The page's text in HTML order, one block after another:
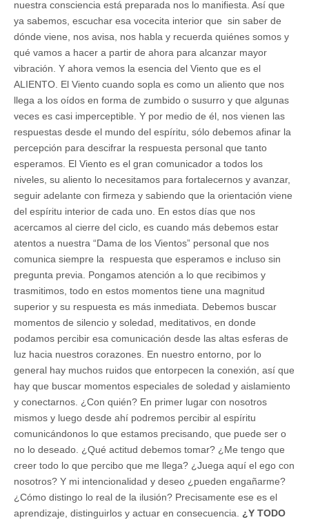
nuestra consciencia está preparada nos lo manifiesta. Así que
ya sabemos, escuchar esa vocecita interior que sin saber de
dónde viene, nos avisa, nos habla y recuerda quiénes somos y
qué vamos a hacer a partir de ahora para alcanzar mayor
vibración. Y ahora vemos la esencia del Viento que es el
ALIENTO. El Viento cuando sopla es como un aliento que nos
llega a los oídos en forma de zumbido o susurro y que algunas
veces es casi imperceptible. Y por medio de él, nos vienen las
respuestas desde el mundo del espíritu, sólo debemos afinar la
percepción para descifrar la respuesta personal que tanto
esperamos. El Viento es el gran comunicador a todos los
niveles, su aliento lo necesitamos para fortalecernos y avanzar,
seguir adelante con firmeza y sabiendo que la orientación viene
del espíritu interior de cada uno. En estos días que nos
acercamos al cierre del ciclo, es cuando más debemos estar
atentos a nuestra “Dama de los Vientos” personal que nos
comunica siempre la respuesta que esperamos e incluso sin
pregunta previa. Pongamos atención a lo que recibimos y
trasmitimos, todo en estos momentos tiene una magnitud
superior y su respuesta es más inmediata. Debemos buscar
momentos de silencio y soledad, meditativos, en donde
podamos percibir esa comunicación desde las altas esferas de
luz hacia nuestros corazones. En nuestro entorno, por lo
general hay muchos ruidos que entorpecen la conexión, así que
hay que buscar momentos especiales de soledad y aislamiento
y conectarnos. ¿Con quién? En primer lugar con nosotros
mismos y luego desde ahí podremos percibir al espíritu
comunicándonos lo que estamos precisando, que puede ser o
no lo deseado. ¿Qué actitud debemos tomar? ¿Me tengo que
creer todo lo que percibo que me llega? ¿Juega aquí el ego con
nosotros? Y mi intencionalidad y deseo ¿pueden engañarme?
¿Cómo distingo lo real de la ilusión? Precisamente ese es el
aprendizaje, distinguirlos y actuar en consecuencia. ¿Y TODO